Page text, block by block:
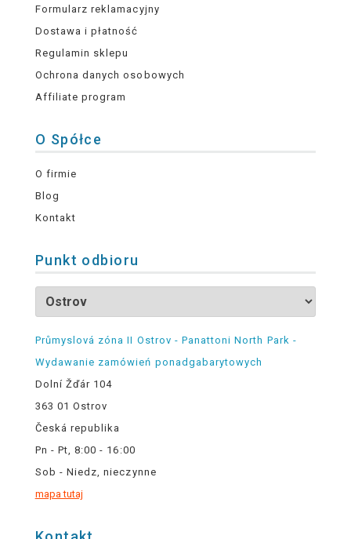
Formularz reklamacyjny
Dostawa i płatność
Regulamin sklepu
Ochrona danych osobowych
Affiliate program
O Spółce
O firmie
Blog
Kontakt
Punkt odbioru
Průmyslová zóna II Ostrov - Panattoni North Park -
Wydawanie zamówień ponadgabarytowych
Dolní Žďár 104
363 01 Ostrov
Česká republika
Pn - Pt, 8:00 - 16:00
Sob - Niedz, nieczynne
mapa tutaj